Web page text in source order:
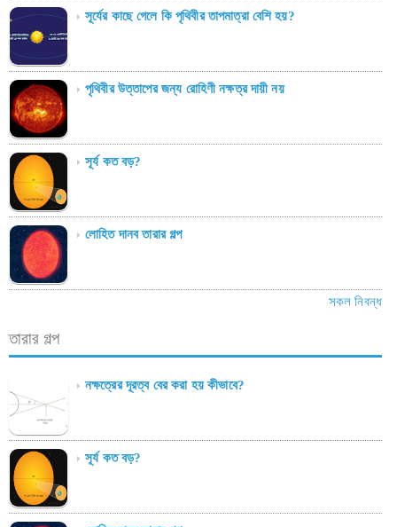
সূর্যের কাছে গেলে কি পৃথিবীর তাপমাত্রা বেশি হয়?
পৃথিবীর উত্তাপের জন্য রোহিণী নক্ষত্র দায়ী নয়
সূর্য কত বড়?
লোহিত দানব তারার গল্প
সকল নিবন্ধ
তারার গল্প
নক্ষত্রের দূরত্ব বের করা হয় কীভাবে?
সূর্য কত বড়?